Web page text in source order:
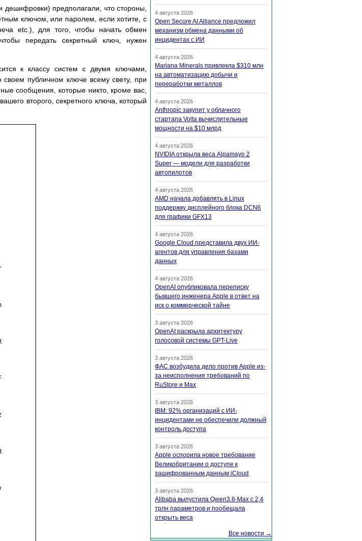
предполагали, что стороны,
ключом, или паролем, если хотите, с
etc.), для того, чтобы начать обмен
передать секретный ключ, нужен
к классу систем с двумя ключами,
публичном ключе всему свету, при
сообщения, которые никто, кроме вас,
второго, секретного ключа, который
4 августа 2026
Open Secure AI Alliance предложил
механизм обмена данными об
инцидентах с ИИ
4 августа 2026
Mariana Minerals привлекла $310 млн
на автоматизацию добычи и
переработки металлов
4 августа 2026
Anthropic закупит у облачного
стартапа Volta вычислительные
мощности на $10 млрд
4 августа 2026
NVIDIA открыла веса Alpamayo 2
Super — модели для разработки
автопилотов
4 августа 2026
AMD начала добавлять в Linux
поддержку дисплейного блока DCN6
для графики GFX13
4 августа 2026
Google Cloud представила двух ИИ-
агентов для управления базами
данных
4 августа 2026
OpenAI опубликовала переписку
бывшего инженера Apple в ответ на
иск о коммерческой тайне
3 августа 2026
OpenAI раскрыла архитектуру
голосовой системы GPT-Live
3 августа 2026
ФАС возбудила дело против Apple из-
за неисполнения требований по
RuStore и Max
3 августа 2026
IBM: 92% организаций с ИИ-
инцидентами не обеспечили должный
контроль доступа
3 августа 2026
Apple оспорила новое требование
Великобритании о доступе к
зашифрованным данным iCloud
3 августа 2026
Alibaba выпустила Qwen3.8-Max с 2,4
трлн параметров и пообещала
открыть веса
Все новости →